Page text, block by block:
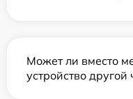
Может ли вместо
устройство другой